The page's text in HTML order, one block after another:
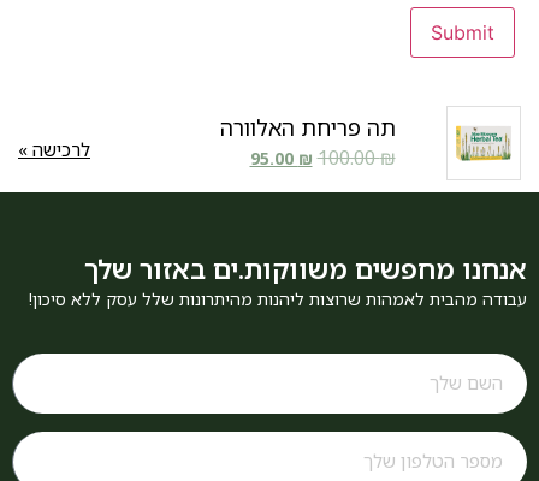
תה פריחת האלוורה
100.00₪
95.00 ₪ לרכישה »
אנחנו מחפשים משווקות.ים באזור שלך
עבודה מהבית לאמהות שרוצות ליהנות מהיתרונות שלל עסק ללא סיכון!